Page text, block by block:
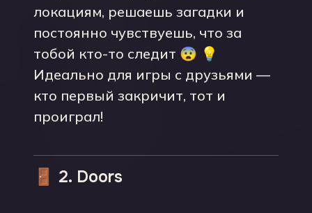
локациям, решаешь загадки и
постоянно чувствуешь, что за
тобой кто-то следит 😨 💡
Идеально для игры с друзьями —
кто первый закричит, тот и
проиграл!
🚪 2. Doors